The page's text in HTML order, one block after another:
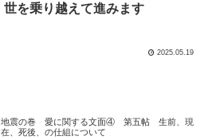
世を乗り越えて進みます
2025.05.19
地震の巻 愛に関する文面④ 第五帖 生前、現
在、死後、の仕組について